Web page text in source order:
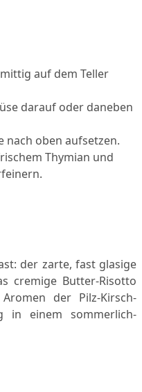
auf dem Teller
darauf oder daneben
nach oben aufsetzen.
Thymian und
der zarte, fast glasige
cremige Butter-Risotto
der Pilz-Kirsch-
in einem sommerlich-